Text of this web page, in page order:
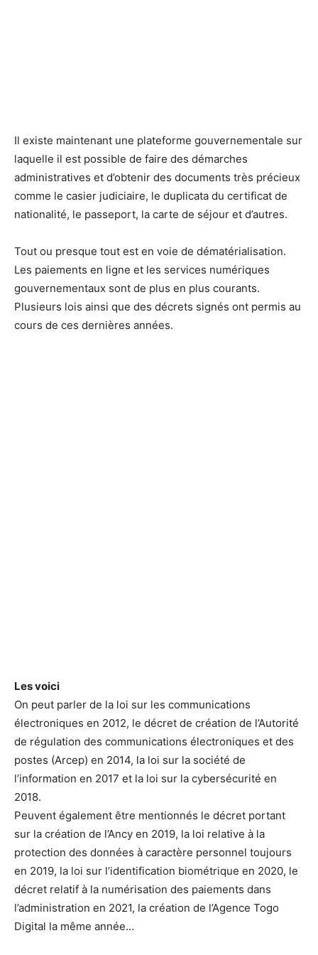
Il existe maintenant une plateforme gouvernementale sur
laquelle il est possible de faire des démarches
administratives et d’obtenir des documents très précieux
comme le casier judiciaire, le duplicata du certificat de
nationalité, le passeport, la carte de séjour et d’autres.
Tout ou presque tout est en voie de dématérialisation.
Les paiements en ligne et les services numériques
gouvernementaux sont de plus en plus courants.
Plusieurs lois ainsi que des décrets signés ont permis au
cours de ces dernières années.
Les voici
On peut parler de la loi sur les communications
électroniques en 2012, le décret de création de l’Autorité
de régulation des communications électroniques et des
postes (Arcep) en 2014, la loi sur la société de
l’information en 2017 et la loi sur la cybersécurité en
2018.
Peuvent également être mentionnés le décret portant
sur la création de l’Ancy en 2019, la loi relative à la
protection des données à caractère personnel toujours
en 2019, la loi sur l’identification biométrique en 2020, le
décret relatif à la numérisation des paiements dans
l’administration en 2021, la création de l’Agence Togo
Digital la même année…